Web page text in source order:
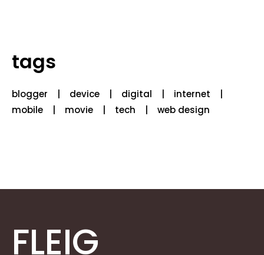
tags
blogger device digital
internet
mobile
movie tech web design
FLEIG